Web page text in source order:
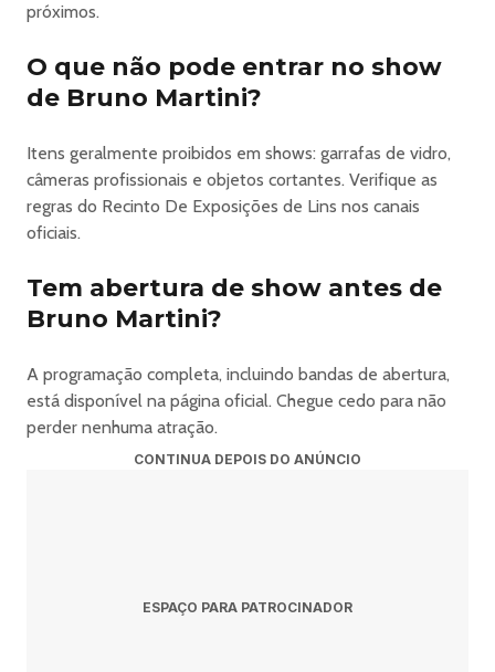
próximos.
O que não pode entrar no show
de Bruno Martini?
Itens geralmente proibidos em shows: garrafas de vidro,
câmeras profissionais e objetos cortantes. Verifique as
regras do Recinto De Exposições de Lins nos canais
oficiais.
Tem abertura de show antes de
Bruno Martini?
A programação completa, incluindo bandas de abertura,
está disponível na página oficial. Chegue cedo para não
perder nenhuma atração.
CONTINUA DEPOIS DO ANÚNCIO
ESPAÇO PARA PATROCINADOR